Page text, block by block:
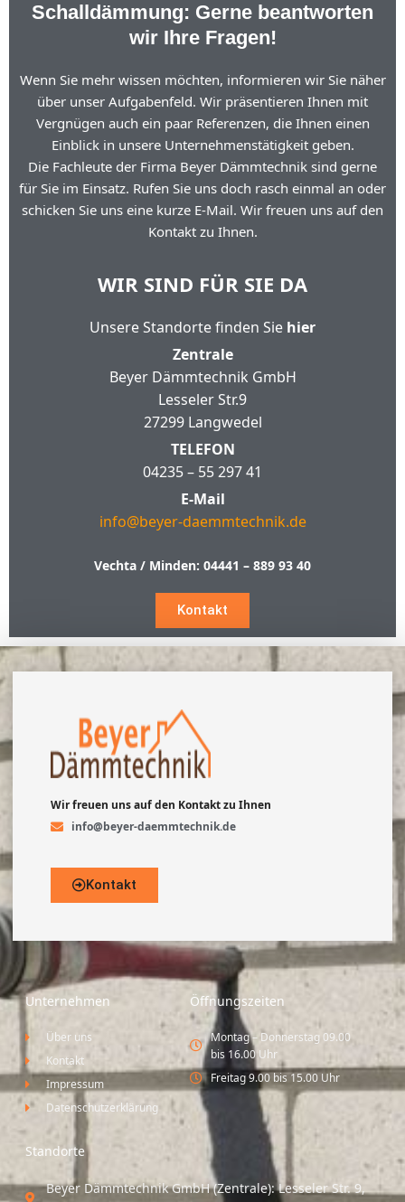
Schalldämmung: Gerne beantworten
wir Ihre Fragen!
Wenn Sie mehr wissen möchten, informieren wir Sie näher
über unser Aufgabenfeld. Wir präsentieren Ihnen mit
Vergnügen auch ein paar Referenzen, die Ihnen einen
Einblick in unsere Unternehmenstätigkeit geben.
Die Fachleute der Firma Beyer Dämmtechnik sind gerne
für Sie im Einsatz. Rufen Sie uns doch rasch einmal an oder
schicken Sie uns eine kurze E-Mail. Wir freuen uns auf den
Kontakt zu Ihnen.
WIR SIND FÜR SIE DA
Unsere Standorte finden Sie hier
Zentrale
Beyer Dämmtechnik GmbH
Lesseler Str.9
27299 Langwedel
TELEFON
04235 – 55 297 41
E-Mail
info@beyer-daemmtechnik.de
Vechta / Minden: 04441 – 889 93 40
Kontakt
Wir freuen uns auf den Kontakt zu Ihnen
info@beyer-daemmtechnik.de
Kontakt
Unternehmen
Über uns
Kontakt
Impressum
Datenschutzerklärung
Öffnungszeiten
Montag – Donnerstag 09.00
bis 16.00 Uhr
Freitag 9.00 bis 15.00 Uhr
Standorte
Beyer Dämmtechnik GmbH (Zentrale): Lesseler Str. 9,